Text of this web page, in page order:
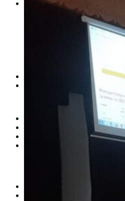
Студентам
Денна форма навчання
Заочна форма навчання
Студентська рада
Документація. Карантин
Документація. Воєнний
Центр кар’єри та
Центр дуальної освіти
Неформальна та
Міжнародне співробітництво
Міжнародне
Міжнародне
Угоди та договори
Кваліфікаційний центр МФК
Про формальну, неформальну